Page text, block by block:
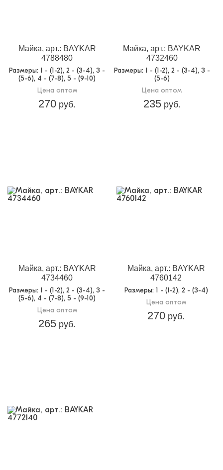
Майка, арт.: BAYKAR
4788480
Размеры: 1 - (1-2), 2 - (3-4), 3 -
(5-6), 4 - (7-8), 5 - (9-10)
Цена оптом
270 руб.
Майка, арт.: BAYKAR
4732460
Размеры: 1 - (1-2), 2 - (3-4), 3 -
(5-6)
Цена оптом
235руб.
Майка, арт.: BAYKAR
4734460
Размеры: 1 - (1-2), 2 - (3-4), 3 -
(5-6), 4 - (7-8), 5 - (9-10)
Цена оптом
265 руб.
Майка, арт.: BAYKAR
4760142
Размеры: 1 - (1-2), 2 - (3-4)
Цена оптом
270 руб.